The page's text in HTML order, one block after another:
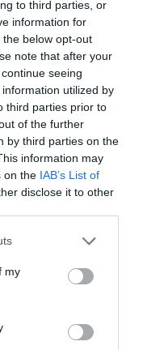
to third parties, or
information for
below opt-out
note that after your
seeing
utilized by
third parties prior to
of the further
by third parties on the
information may
on the IAB’s List of
disclose it to other
my
de Amber
Serpa también
también ha
estadio, en el que
interés en
Raúl Sanllehí, ha
no
de la plantilla
preferida de Google
ACTIVAR AHORA